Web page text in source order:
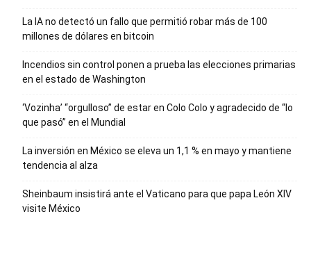
La IA no detectó un fallo que permitió robar más de 100
millones de dólares en bitcoin
Incendios sin control ponen a prueba las elecciones primarias
en el estado de Washington
‘Vozinha’ “orgulloso” de estar en Colo Colo y agradecido de “lo
que pasó” en el Mundial
La inversión en México se eleva un 1,1 % en mayo y mantiene
tendencia al alza
Sheinbaum insistirá ante el Vaticano para que papa León XIV
visite México